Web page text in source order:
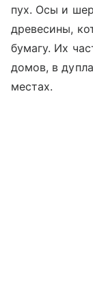
пух. Осы и
древесины,
бумагу. Их
домов, в
местах.